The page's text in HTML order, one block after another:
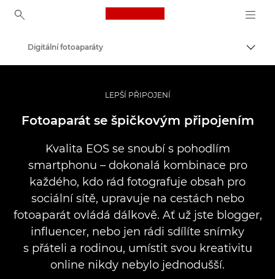
Canon Logo, back to
Digitální fotoaparáty
LEPŠÍ PŘIPOJENÍ
Fotoaparát se špičkovým připojením
Kvalita EOS se snoubí s pohodlím
smartphonu – dokonalá kombinace pro
každého, kdo rád fotografuje obsah pro
sociální sítě, upravuje na cestách nebo
fotoaparát ovládá dálkově. Ať už jste blogger,
influencer, nebo jen rádi sdílíte snímky
s přáteli a rodinou, umístit svou kreativitu
online nikdy nebylo jednodušší.